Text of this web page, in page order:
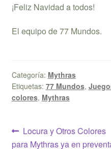
¡Feliz Navidad a todos!
El equipo de 77 Mundos.
Categoría: Mythras
Etiquetas: 77 Mundos,
colores, Mythras
Navegación
Anterior:
Locura y Otros Colores
para Mythras ya en